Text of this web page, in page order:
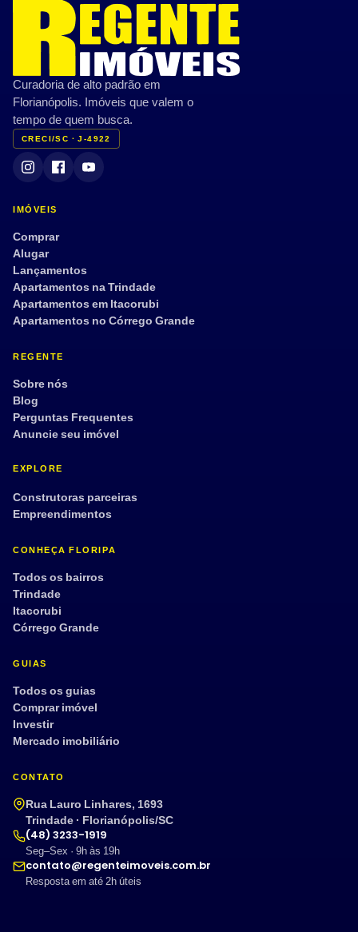
Curadoria de alto padrão em
Florianópolis. Imóveis que valem o
tempo de quem busca.
CRECI/SC · J-4922
IMÓVEIS
Comprar
Alugar
Lançamentos
Apartamentos na Trindade
Apartamentos em Itacorubi
Apartamentos no Córrego Grande
REGENTE
Sobre nós
Blog
Perguntas Frequentes
Anuncie seu imóvel
EXPLORE
Construtoras parceiras
Empreendimentos
CONHEÇA FLORIPA
Todos os bairros
Trindade
Itacorubi
Córrego Grande
GUIAS
Todos os guias
Comprar imóvel
Investir
Mercado imobiliário
CONTATO
Rua Lauro Linhares, 1693
Trindade · Florianópolis/SC
(48) 3233-1919
Seg–Sex · 9h às 19h
contato@regenteimoveis.com.br
Resposta em até 2h úteis